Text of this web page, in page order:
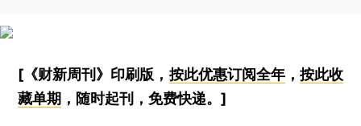
[《财新周刊》印刷版， 按此优惠订阅全年， 按此收
藏单期 ，随时起刊，免费快递。]